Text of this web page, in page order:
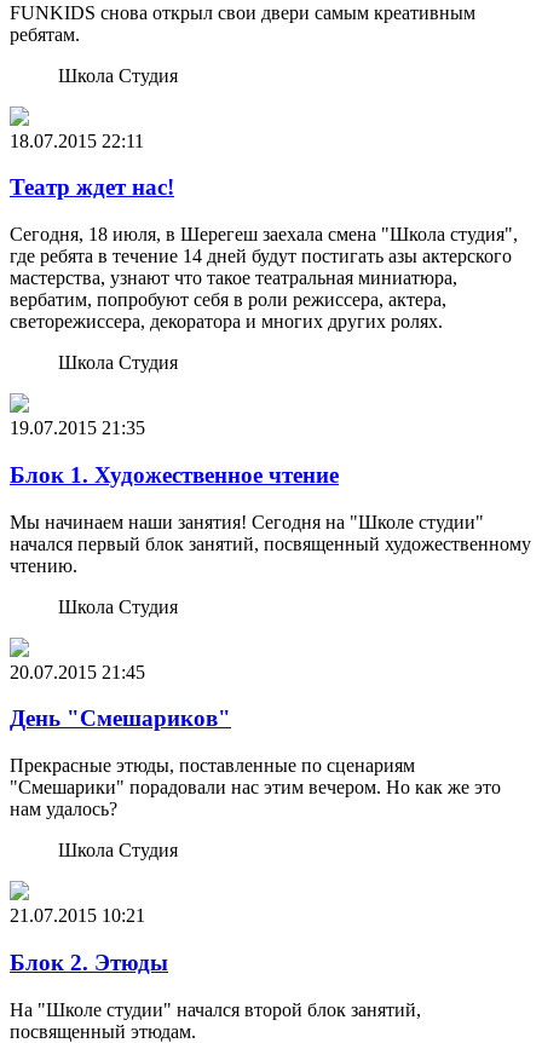
FUNKIDS снова открыл свои двери самым креативным
ребятам.
Школа Студия
18.07.2015 22:11
Театр ждет нас!
Сегодня, 18 июля, в Шерегеш заехала смена "Школа студия",
где ребята в течение 14 дней будут постигать азы актерского
мастерства, узнают что такое театральная миниатюра,
вербатим, попробуют себя в роли режиссера, актера,
светорежиссера, декоратора и многих других ролях.
Школа Студия
19.07.2015 21:35
Блок 1. Художественное чтение
Мы начинаем наши занятия! Сегодня на "Школе студии"
начался первый блок занятий, посвященный художественному
чтению.
Школа Студия
20.07.2015 21:45
День "Смешариков"
Прекрасные этюды, поставленные по сценариям
"Смешарики" порадовали нас этим вечером. Но как же это
нам удалось?
Школа Студия
21.07.2015 10:21
Блок 2. Этюды
На "Школе студии" начался второй блок занятий,
посвященный этюдам.